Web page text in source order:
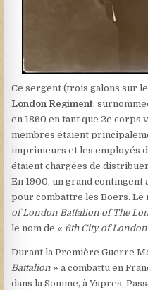
Ce sergent (trois galons sur
London Regiment,
en 1860 en tant que 2e corps
membres étaient
imprimeurs et les employés
étaient chargées de
En 1900, un grand contingent
pour combattre les Boers. Le
of London Battalion of The
le nom de « 6th City of
Durant la Première Guerre
Battalion » a combattu en
dans la Somme, à Yspres,